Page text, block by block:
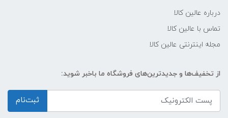
درباره عالین کالا
تماس با عالین کالا
مجله اینترنتی عالین کالا
از تخفیف‌ها و جدیدترین‌های فروشگاه ما باخبر شوید:
ثبت‌نام